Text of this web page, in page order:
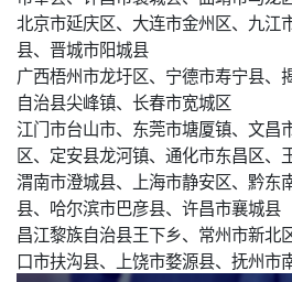
北京市延庆区、大连市金州区、九江
县、晋城市阳城县
广西梧州市龙圩区、宁德市寿宁县、
自治县尖峰镇、长春市宽城区
江门市台山市、东莞市塘厦镇、文昌
区、定安县龙河镇、通化市东昌区、
渭南市澄城县、上海市静安区、黔东
县、哈尔滨市巴彦县、许昌市襄城县
昌江黎族自治县王下乡、常州市新北
口市扶沟县、上饶市婺源县、抚州市